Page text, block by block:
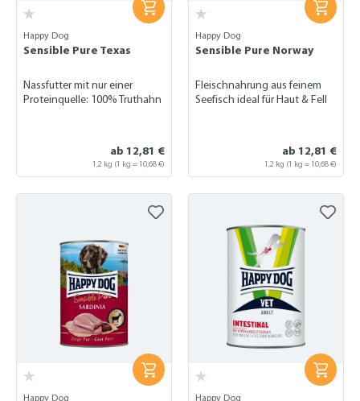
Happy Dog
Sensible Pure Texas
Nassfutter mit nur einer
Proteinquelle: 100% Truthahn
ab 12,81 €
1,2 kg (1 kg = 10,68 €)
Happy Dog
Sensible Pure Norway
Fleischnahrung aus feinem
Seefisch ideal für Haut & Fell
ab 12,81 €
1,2 kg (1 kg = 10,68 €)
Happy Dog Happy Dog